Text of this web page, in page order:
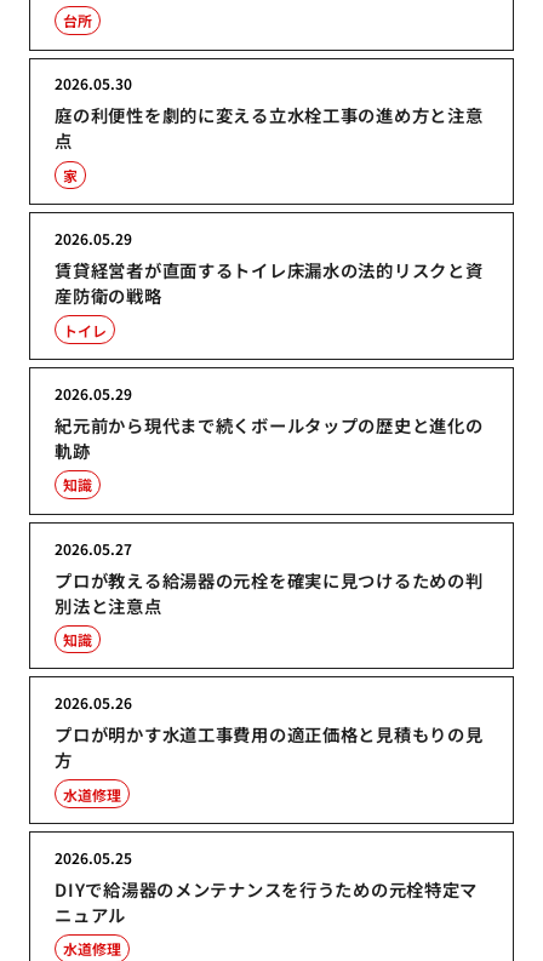
台所
庭の利便性を劇的に変える立水栓工事の進め方と注意
点
2026.05.30
家
賃貸経営者が直面するトイレ床漏水の法的リスクと資
産防衛の戦略
2026.05.29
トイレ
紀元前から現代まで続くボールタップの歴史と進化の
軌跡
2026.05.29
知識
プロが教える給湯器の元栓を確実に見つけるための判
別法と注意点
2026.05.27
知識
プロが明かす水道工事費用の適正価格と見積もりの見
方
2026.05.26
水道修理
DIYで給湯器のメンテナンスを行うための元栓特定マ
ニュアル
2026.05.25
水道修理